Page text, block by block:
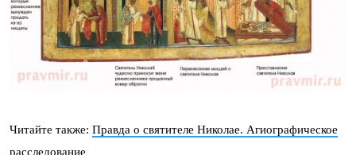
Читайте также: Правда о святителе Николае. Агиографическое
расследование